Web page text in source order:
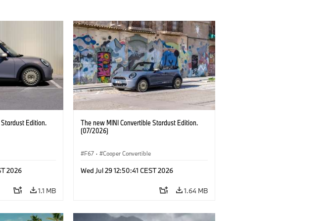
Edition.
2026
1.1 MB
The new MINI Convertible Stardust Edition.
(07/2026)
F67 · Cooper Convertible
Wed Jul 29 12:50:41 CEST 2026
1.64 MB